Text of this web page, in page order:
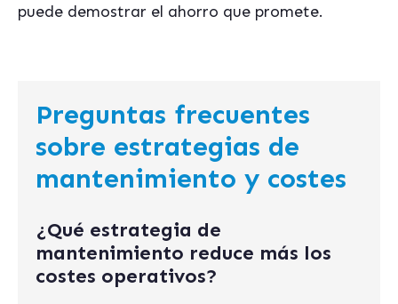
puede demostrar el ahorro que promete.
Preguntas frecuentes
sobre estrategias de
mantenimiento y costes
¿Qué estrategia de
mantenimiento reduce más los
costes operativos?